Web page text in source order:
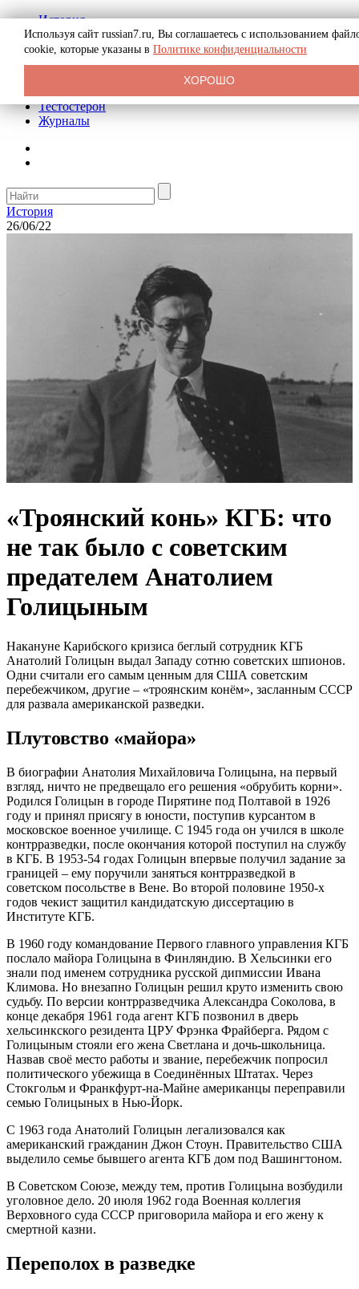
История
Биография
Криминал
Реклама на сайте
Тестостерон
Журналы
История
26/06/22
«Троянский конь» КГБ: что
не так было с советским
предателем Анатолием
Голицыным
Накануне Карибского кризиса беглый сотрудник КГБ
Анатолий Голицын выдал Западу сотню советских шпионов.
Одни считали его самым ценным для США советским
перебежчиком, другие – «троянским конём», засланным СССР
для развала американской разведки.
Плутовство «майора»
В биографии Анатолия Михайловича Голицына, на первый
взгляд, ничто не предвещало его решения «обрубить корни».
Родился Голицын в городе Пирятине под Полтавой в 1926
году и принял присягу в юности, поступив курсантом в
московское военное училище. С 1945 года он учился в школе
контрразведки, после окончания которой поступил на службу
в КГБ. В 1953-54 годах Голицын впервые получил задание за
границей – ему поручили заняться контрразведкой в
советском посольстве в Вене. Во второй половине 1950-х
годов чекист защитил кандидатскую диссертацию в
Институте КГБ.
В 1960 году командование Первого главного управления КГБ
послало майора Голицына в Финляндию. В Хельсинки его
знали под именем сотрудника русской дипмиссии Ивана
Климова. Но внезапно Голицын решил круто изменить свою
судьбу. По версии контрразведчика Александра Соколова, в
конце декабря 1961 года агент КГБ позвонил в дверь
хельсинкского резидента ЦРУ Фрэнка Фрайберга. Рядом с
Голицыным стояли его жена Светлана и дочь-школьница.
Назвав своё место работы и звание, перебежчик попросил
политического убежища в Соединённых Штатах. Через
Стокгольм и Франкфурт-на-Майне американцы переправили
семью Голицыных в Нью-Йорк.
С 1963 года Анатолий Голицын легализовался как
американский гражданин Джон Стоун. Правительство США
выделило семье бывшего агента КГБ дом под Вашингтоном.
В Советском Союзе, между тем, против Голицына возбудили
уголовное дело. 20 июля 1962 года Военная коллегия
Верховного суда СССР приговорила майора и его жену к
смертной казни.
Переполох в разведке
Используя сайт russian7.ru, Вы соглашаетесь с использованием
cookie, которые указаны в Политике конфиденциальности
ХОРОШО